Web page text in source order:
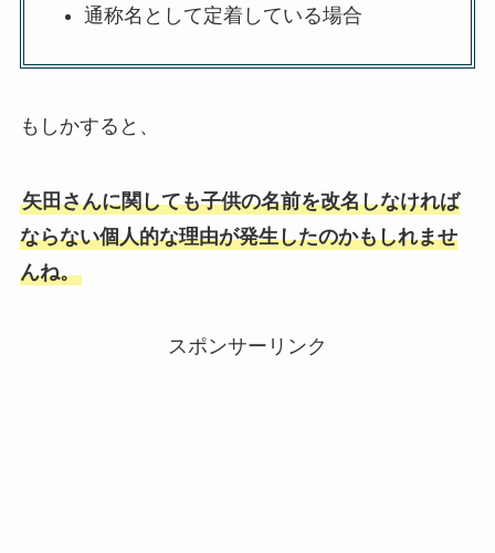
通称名として定着している場合
もしかすると、
矢田さんに関しても子供の名前を改名しなければ
ならない個人的な理由が発生したのかもしれませ
んね。
スポンサーリンク